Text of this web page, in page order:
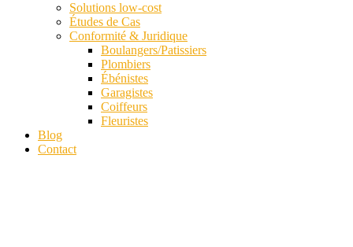
Solutions low-cost
Études de Cas
Conformité & Juridique
Boulangers/Patissiers
Plombiers
Ébénistes
Garagistes
Coiffeurs
Fleuristes
Blog
Contact